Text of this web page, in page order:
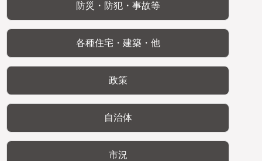
防災・防犯・事故等
各種住宅・建築・他
政策
自治体
市況